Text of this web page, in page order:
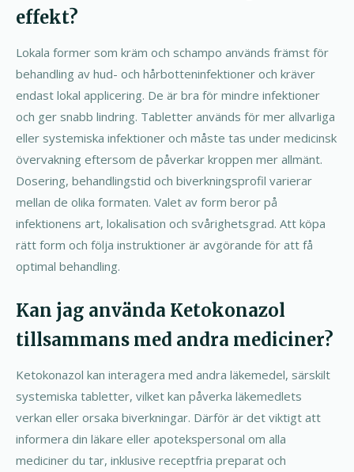
effekt?
Lokala former som kräm och schampo används främst för
behandling av hud- och hårbotteninfektioner och kräver
endast lokal applicering. De är bra för mindre infektioner
och ger snabb lindring. Tabletter används för mer allvarliga
eller systemiska infektioner och måste tas under medicinsk
övervakning eftersom de påverkar kroppen mer allmänt.
Dosering, behandlingstid och biverkningsprofil varierar
mellan de olika formaten. Valet av form beror på
infektionens art, lokalisation och svårighetsgrad. Att köpa
rätt form och följa instruktioner är avgörande för att få
optimal behandling.
Kan jag använda Ketokonazol
tillsammans med andra mediciner?
Ketokonazol kan interagera med andra läkemedel, särskilt
systemiska tabletter, vilket kan påverka läkemedlets
verkan eller orsaka biverkningar. Därför är det viktigt att
informera din läkare eller apotekspersonal om alla
mediciner du tar, inklusive receptfria preparat och